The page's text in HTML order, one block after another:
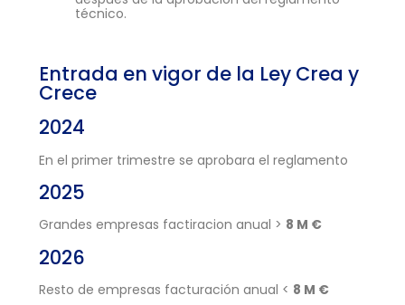
técnico.
Entrada en vigor de la Ley Crea y
Crece
2024
En el primer trimestre se aprobara el reglamento
2025
Grandes empresas factiracion anual > 8 M €
2026
Resto de empresas facturación anual < 8 M €